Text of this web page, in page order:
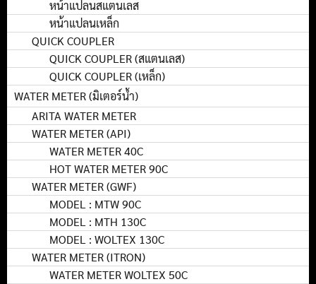
หน้าแปลนสแตนเลส
หน้าแปลนเหล็ก
QUICK COUPLER
QUICK COUPLER (สแตนเลส)
QUICK COUPLER (เหล็ก)
WATER METER (มิเตอร์น้ำ)
ARITA WATER METER
WATER METER (API)
WATER METER 40C
HOT WATER METER 90C
WATER METER (GWF)
MODEL : MTW 90C
MODEL : MTH 130C
MODEL : WOLTEX 130C
WATER METER (ITRON)
WATER METER WOLTEX 50C